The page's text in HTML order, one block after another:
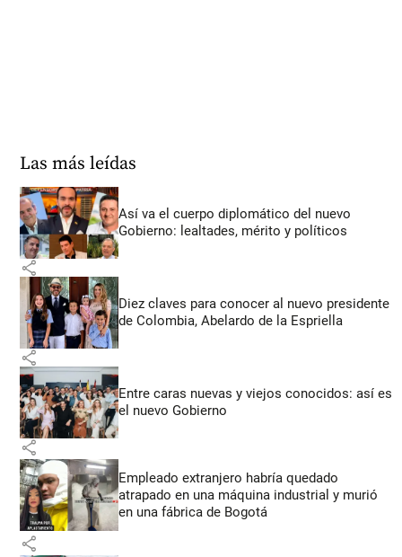
Las más leídas
Así va el cuerpo diplomático del nuevo
Gobierno: lealtades, mérito y políticos
share
Diez claves para conocer al nuevo presidente
de Colombia, Abelardo de la Espriella
share
Entre caras nuevas y viejos conocidos: así es
el nuevo Gobierno
share
Empleado extranjero habría quedado
atrapado en una máquina industrial y murió
en una fábrica de Bogotá
share